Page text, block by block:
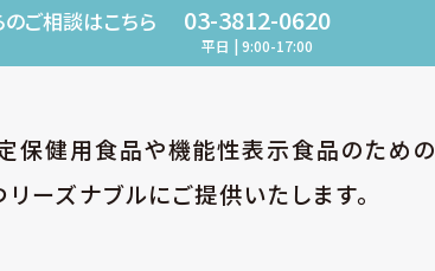
ご相談はこちら 03-3812-0620
平日 | 9:00-17:00
保健用食品や機能性表示食品のための
ーズナブルにご提供いたします。